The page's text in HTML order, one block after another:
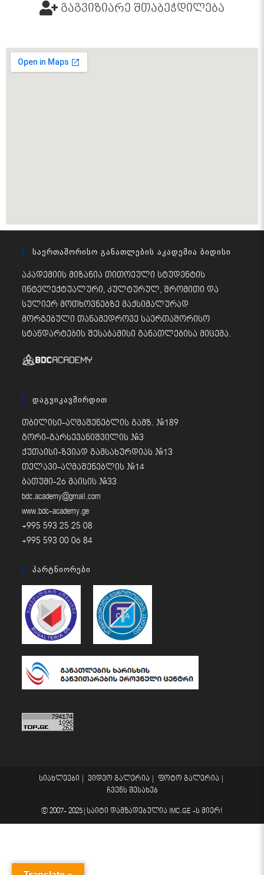
გაგვიზიარე შთაბეჭდილება
Საერთაშორისო Განათლების Აკადემია Ბიდისი
აკადემიის მიზანია თითოეული სტუდენტის
ინტელექტუალური, კულტურულ, შრომითი და
სულიერ მოთხოვნებზე მაქსიმალურად
მორგებული თანამედროვე საერთაშორისო
სტანდარტების შესაბამისი განათლებისა მიცემა.
Დაგვიკავშირდით
თბილისი-აღმაშენებლის გამზ. #189
გორი-გარსევანიშვილის #3
ქუთაისი-ზვიად გამსახურდიას #13
თელავი-აღმაშენებლის #14
ბათუმი-26 მაისის #33
bdc.academy@gmail.com
www.bdc-academy.ge
+995 593 25 25 08
+995 593 00 06 84
Პარტნიორები
სიახლეები ვიდეო გალერია
ფოტო გალერია
ჩვენს შესახებ
© 2007- 2025 | საიტი დამზადებულია IMC.GE -ს მიერ!